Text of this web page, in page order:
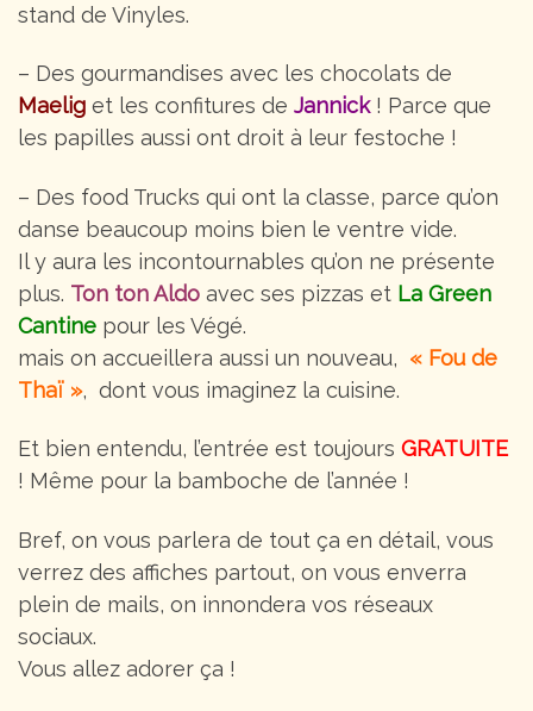
stand de Vinyles.
– Des gourmandises avec les chocolats de
Maelig et les confitures de Jannick! Parce que
les papilles aussi ont droit à leur festoche !
– Des food Trucks qui ont la classe, parce qu’on
danse beaucoup moins bien le ventre vide.
Il y aura les incontournables qu’on ne présente
plus. Ton ton Aldo avec ses pizzas et La Green
Cantine pour les Végé.
mais on accueillera aussi un nouveau, « Fou de
Thaï », dont vous imaginez la cuisine.
Et bien entendu, l’entrée est toujours GRATUITE
! Même pour la bamboche de l’année !
Bref, on vous parlera de tout ça en détail, vous
verrez des affiches partout, on vous enverra
plein de mails, on innondera vos réseaux
sociaux.
Vous allez adorer ça !